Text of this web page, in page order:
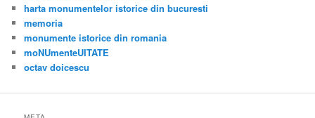
harta monumentelor istorice din bucuresti
memoria
monumente istorice din romania
moNUmenteUITATE
octav doicescu